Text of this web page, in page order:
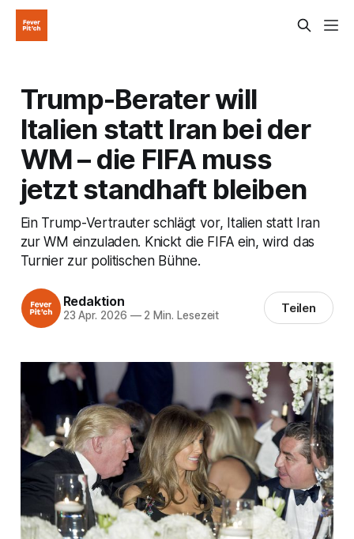
Trump-Berater will
Italien statt Iran bei der
WM – die FIFA muss
jetzt standhaft bleiben
Ein Trump-Vertrauter schlägt vor, Italien statt Iran
zur WM einzuladen. Knickt die FIFA ein, wird das
Turnier zur politischen Bühne.
Redaktion
23 Apr. 2026 —2 Min. Lesezeit Teilen